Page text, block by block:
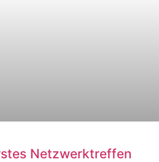
Netzwerktreffen